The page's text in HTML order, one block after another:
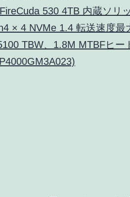
530 4TB 内蔵ソリ
× 4 NVMe 1.4 転送速度最
TBW、1.8M MTBFヒ